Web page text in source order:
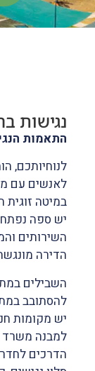
נגישות
התאמות
לנוחיותכם,
לאנשים עם
במיטה
יש ספה
השירותים
הדירה
השבילים
להסתובב
יש מקומות
למבנה
הדרכים